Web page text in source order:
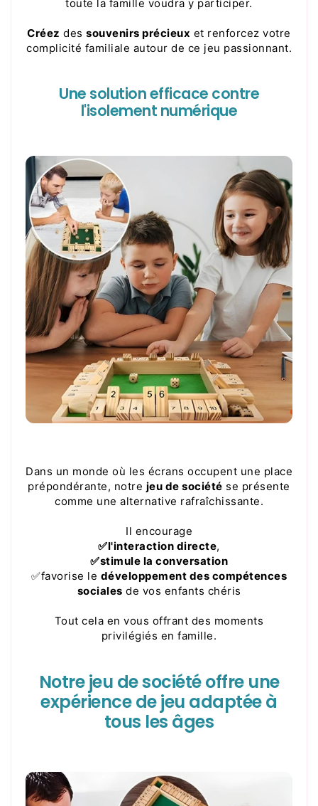
toute la famille voudra y participer.
Créez dessouvenirs précieux et renforcez votre
complicité familiale autour de ce jeu passionnant.
Une solution efficace contre
l'isolement numérique
Dans un monde où les écrans occupent une place
prépondérante, notre jeu de société se présente
comme une alternative rafraîchissante.
Il encourage
✅l'interaction directe,
✅stimule la conversation
✅favorise le développement des compétences
sociales de vos enfants chéris
Tout cela en vous offrant des moments
privilégiés en famille.
Notre jeu de société offre une
expérience de jeu adaptée à
tous les âges